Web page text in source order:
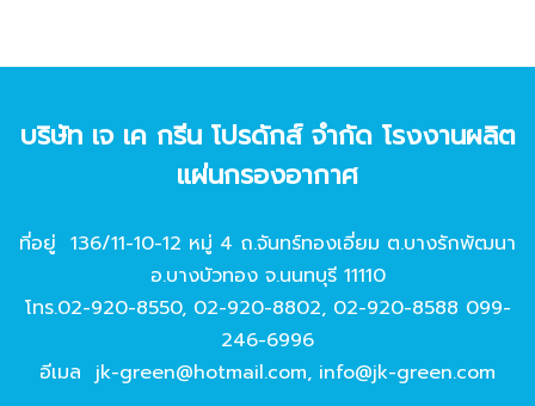
บริษัท เจ เค กรีน โปรดักส์ จํากัด โรงงานผลิต
แผ่นกรองอากาศ
ที่อยู่ 136/11-10-12 หมู่ 4 ถ.จันทร์ทองเอี่ยม ต.บางรักพัฒนา
อ.บางบัวทอง จ.นนทบุรี 11110
โทร.02-920-8550, 02-920-8802, 02-920-8588 099-
246-6996
อีเมล jk-green@hotmail.com, info@jk-green.com